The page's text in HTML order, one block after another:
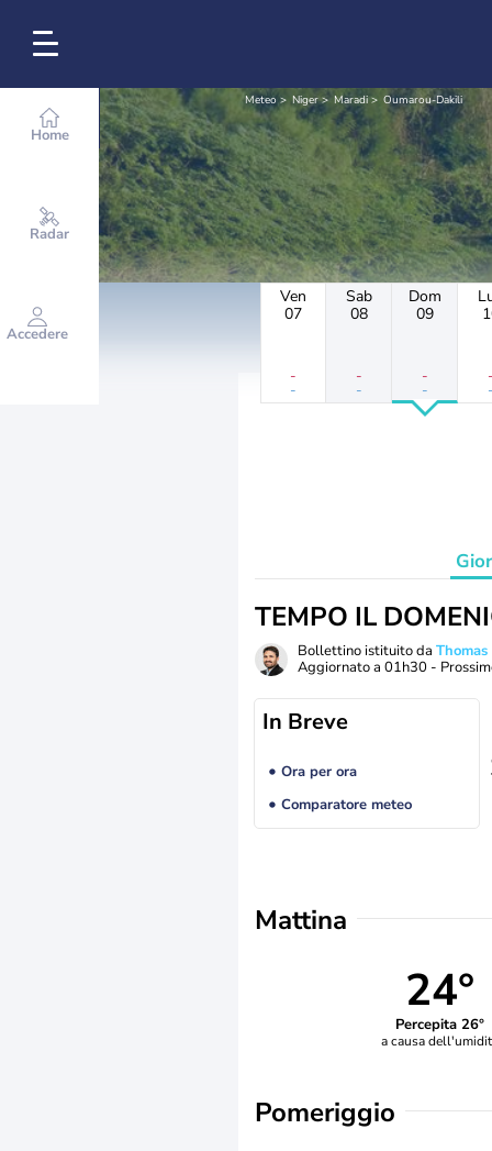
Home
Radar
Accedere
Meteo Niger Maradi Oumarou-Dakili
Ven
07
-
-
Sab
08
-
-
Dom
09
-
-
TEMPO IL
Bollettino istituito da
Aggiornato a 01h30 -
In Breve
Ora per ora
Comparatore meteo
Mattina
24°
Percepita 26°
a causa
Pomeriggio